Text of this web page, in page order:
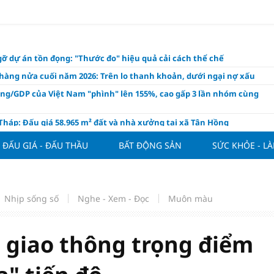
dự án tồn đọng: "Thước đo" hiệu quả cải cách thể chế
nửa cuối năm 2026: Trên lo thanh khoản, dưới ngại nợ xấu
GDP của Việt Nam "phình" lên 155%, cao gấp 3 lần nhóm cùng
Đấu giá 58.965 m² đất và nhà xưởng tại xã Tân Hồng
Đình Bắc tỏa sáng với cú đúp giúp tuyển Việt Nam hạ Campuchia
Cup 2026
của nước chanh gừng
nay, xem tử vi 12 con giáp hôm nay ngày 8/8/2026: Tuổi Mão kinh
thuận lợi
ĐẤU GIÁ - ĐẤU THẦU BẤT ĐỘNG SẢN SỨC KHỎE -
Nhịp sống số Nghe - Xem - Đọc Muôn màu
thông trọng điểm